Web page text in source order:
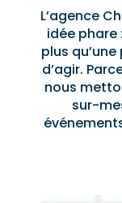
L’agence
idée
plus
d’agir.
nous
sur-